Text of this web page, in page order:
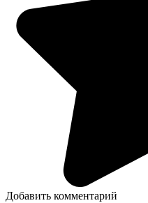
Добавить комментарий